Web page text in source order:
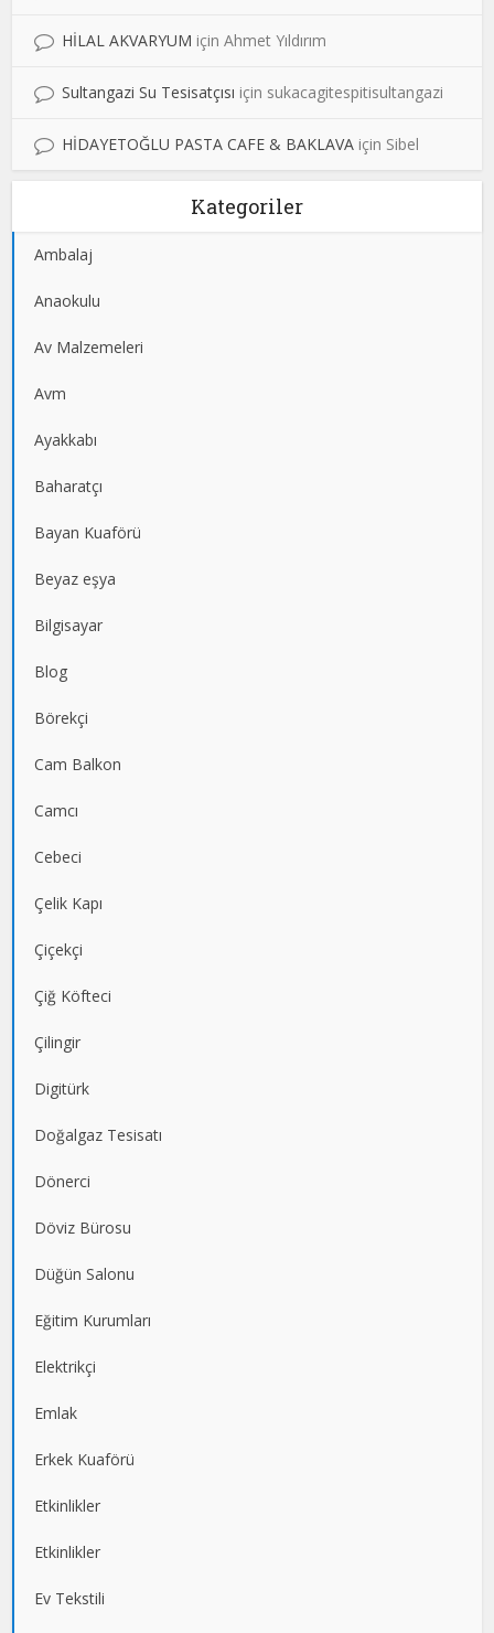
HİLAL AKVARYUM içinAhmet Yıldırım
Sultangazi Su Tesisatçısı için sukacagitespitisultangazi
HİDAYETOĞLU PASTA CAFE & BAKLAVA için Sibel
Kategoriler
Ambalaj
Anaokulu
Av Malzemeleri
Avm
Ayakkabı
Baharatçı
Bayan Kuaförü
Beyaz eşya
Bilgisayar
Blog
Börekçi
Cam Balkon
Camcı
Cebeci
Çelik Kapı
Çiçekçi
Çiğ Köfteci
Çilingir
Digitürk
Doğalgaz Tesisatı
Dönerci
Döviz Bürosu
Düğün Salonu
Eğitim Kurumları
Elektrikçi
Emlak
Erkek Kuaförü
Etkinlikler
Etkinlikler
Ev Tekstili